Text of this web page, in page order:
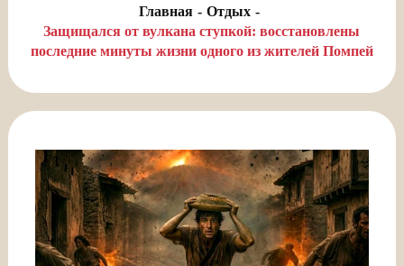
Главная
Отдых
Защищался от вулкана ступкой: восстановлены
последние минуты жизни одного из жителей Помпей